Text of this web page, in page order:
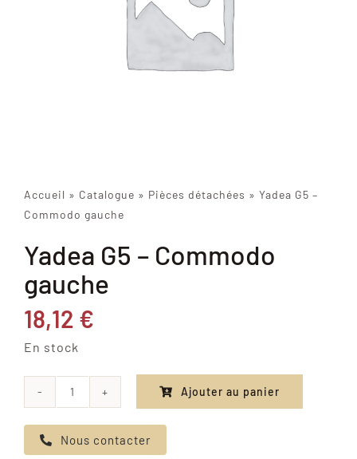
Accueil » Catalogue » Pièces détachées » Yadea G5 –
Commodo gauche
Yadea G5 – Commodo
gauche
18,12 €
En stock
de
Yadea
Ajouter au panier
Nous contacter